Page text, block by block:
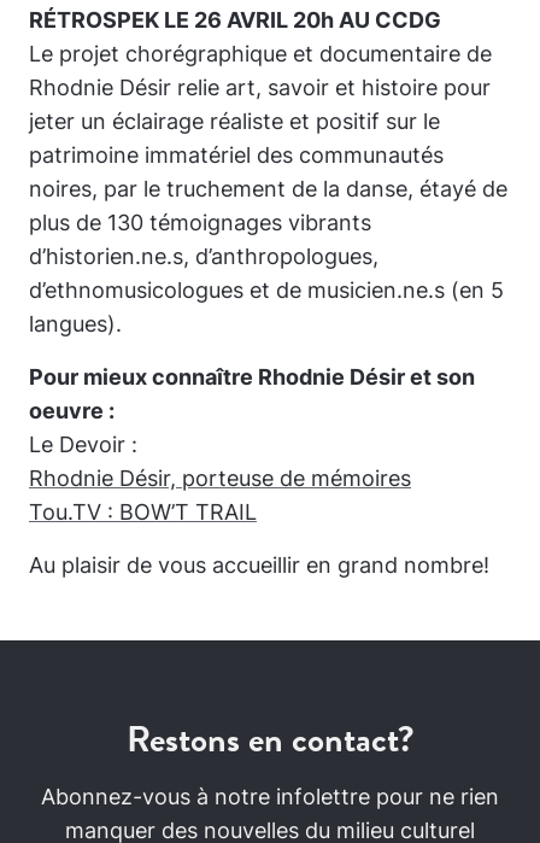
RÉTROSPEK LE 26 AVRIL 20h AU CCDG
Le projet chorégraphique et documentaire de
Rhodnie Désir relie art, savoir et histoire pour
jeter un éclairage réaliste et positif sur le
patrimoine immatériel des communautés
noires, par le truchement de la danse, étayé de
plus de 130 témoignages vibrants
d’historien.ne.s, d’anthropologues,
d’ethnomusicologues et de musicien.ne.s (en 5
langues).
Pour mieux connaître Rhodnie Désir et son
oeuvre :
Le Devoir :
Rhodnie Désir, porteuse de mémoires
Tou.TV : BOW’T TRAIL
Au plaisir de vous accueillir en grand nombre!
Restons en contact?
Abonnez-vous à notre infolettre pour ne rien
manquer des nouvelles du milieu culturel